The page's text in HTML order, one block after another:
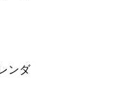
ンダ